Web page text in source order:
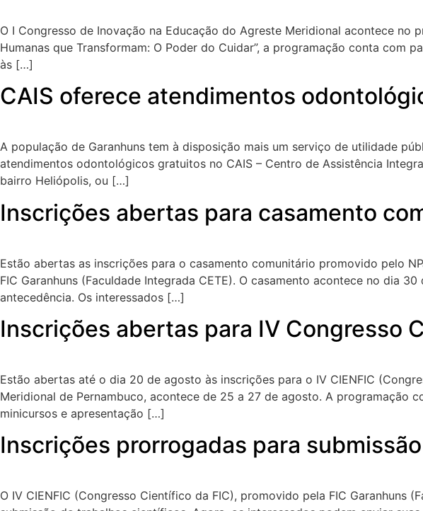
O I Congresso de Inovação na Educação do Agreste Meridional acontece no
Humanas que Transformam: O Poder do Cuidar”, a programação conta com
às […]
CAIS oferece atendimentos
A população de Garanhuns tem à disposição mais um serviço de utilidade
atendimentos odontológicos gratuitos no CAIS – Centro de Assistência
bairro Heliópolis, ou […]
Inscrições abertas para casamento
Estão abertas as inscrições para o casamento comunitário promovido pelo
FIC Garanhuns (Faculdade Integrada CETE). O casamento acontece no dia
antecedência. Os interessados […]
Inscrições abertas para IV Congresso
Estão abertas até o dia 20 de agosto às inscrições para o IV CIENFIC
Meridional de Pernambuco, acontece de 25 a 27 de agosto. A programação
minicursos e apresentação […]
Inscrições prorrogadas para
O IV CIENFIC (Congresso Científico da FIC), promovido pela FIC